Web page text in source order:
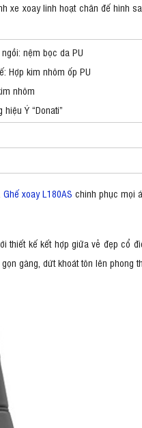
xe xoay linh hoạt chân đế hình
nệm bọc da PU
Hợp kim nhôm ốp PU
nhôm
Ý “Donati”
Ghế xoay L180AS chinh phục mọi
thiết kế kết hợp giữa vẻ đẹp cổ
gàng, dứt khoát tôn lên phong